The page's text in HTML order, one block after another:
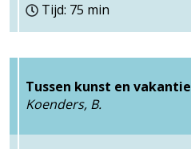
Tijd: 75 min
Tussen kunst en vakantie
Koenders, B.